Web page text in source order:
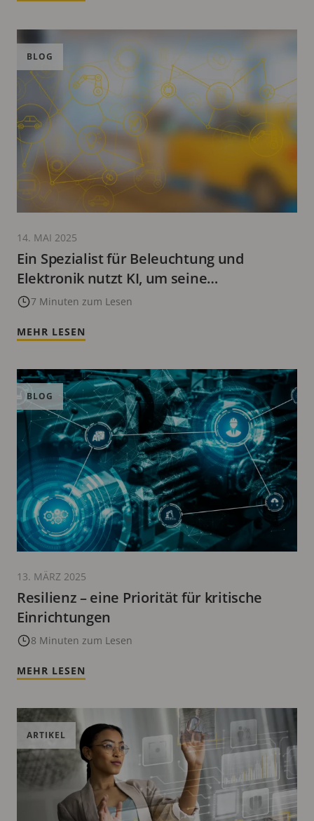
Ein Spezialist für Beleuchtung und
Elektronik nutzt KI, um seine
Montagelinien zu optimieren
7 Minuten zum Lesen
BLOG
14. MAI 2025
MEHR LESEN
Resilienz – eine Priorität für kritische
Einrichtungen
8 Minuten zum Lesen
BLOG
13. MÄRZ 2025
MEHR LESEN
ARTIKEL